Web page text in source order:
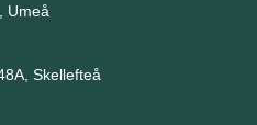
Umeå
Skellefteå